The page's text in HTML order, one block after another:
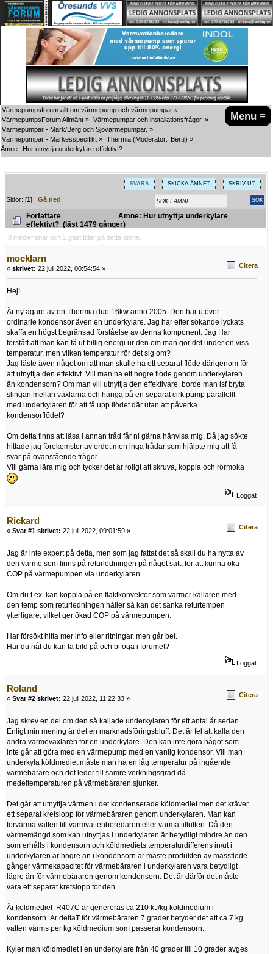
Menu ≡
Värmepumpsforum allt om värmepump och värmepumpar »
VärmepumpsForum Allmänt » Värmepumpar och installationsfrågor. »
Värmepumpar - Mark/Berg och Sjövärmepumpar. »
Värmepumpar - Märkesspecifikt » Thermia (Moderator: Bertil) »
Ämne: Hur utnyttja underkylare effektivt?
SVARA SKICKA ÄMNET SKRIV UT
Sidor: [1]Gå ned
Författare
Ämne: Hur utnyttja underkylare
effektivt? (läst 1479 gånger)
0 medlemmar och 1 gäst tittar på detta ämne.
mocklarn
« skrivet: 22 juli 2022, 00:54:54 » Citera
Hej!
Är ny ägare av en Thermia duo 16kw anno 2005. Den har utöver
ordinarie kondensor även en underkylare. Jag har efter sökande lyckats
skaffa en högst begränsad förståelse av denna komponent. Jag Har
förstått att man kan få ut billig energi ur den om man gör det under en viss
temperatur, men vilken temperatur rör det sig om?
Jag läste även något om att man skulle ha ett separat flöde därigenom för
att utnyttja den effektivt. Vill man ha ett högre flöde genom underkylaren
än kondensorn? Om man vill utnyttja den effektivare, borde man isf bryta
slingan mellan växlarna och hänga på en separat cirk.pump parallellt
med underkylaren för att få upp flödet där utan att påverka
kondensorflödet?
Om detta finns att läsa i annan tråd får ni gärna hänvisa mig. Då jag sökte
hittade jag förekomster av ordet men inga trådar som hjälpte mig att få
svar på ovanstående frågor.
Vill gärna lära mig och tycker det är roligt att skruva, koppla och rörmoka
Loggat
Rickard
« Svar #1 skrivet: 22 juli 2022, 09:01:59 » Citera
Jag är inte expert på detta, men som jag fattat det så skall du ha nytta av
den värme som finns på returledningen på något sätt, för att kunna öka
COP på värmepumpen via underkylaren.
Om du t.ex. kan koppla på en fläktkonvektor som värmer källaren med
den temp som returledningen håller så kan det sänka returtempen
ytterligare, vilket ger ökad COP på värmepumpen.
Har försökt hitta mer info eller ritningar, men går bet.
Har du nåt du kan ta bild på och bifoga i forumet?
Loggat
Roland
« Svar #2 skrivet: 22 juli 2022, 11:22:33 » Citera
Jag skrev en del om den så kallade underkylaren för ett antal år sedan.
Enligt min mening är det en marknadsföringsbluff. Det är fel att kalla den
andra värmeväxlaren för en underkylare. Den kan inte göra något som
inte går att göra med en värmepump med en vanlig kondensor. Vill man
underkyla köldmediet måste man ha en låg temperatur på ingående
värmebärare och det leder till sämre verkningsgrad då
medeltemperaturen på värmebäraren sjunker.
Det går att utnyttja värmen i det kondenserade köldmediet men det kräver
ett separat kretslopp för värmebäraren genom underkylaren. Man kan
förvärma vatten till varmvattenberedaren eller värma tilluften. Då den
värmemängd som kan utnyttjas i underkylaren är betydligt mindre än den
som erhålls i kondensorn och köldmediets temperaturdifferens in/ut i
underkylaren är högre än i kondensorn är måste produkten av massflöde
gånger värmekapacitet för värmebäraren i underkylaren vara betydligt
lägre än för värmebäraren genom kondensorn. Det är därför det måste
vara ett separat kretslopp för den.
Är köldmediet R407C är genereras ca 210 kJ/kg köldmedium i
kondensorn. Är deltaT för värmebäraren 7 grader betyder det att ca 7 kg
vatten värms per kg köldmedium som passerar kondensorn.
Kyler man köldmediet i en underkylare från 40 grader till 10 grader avges